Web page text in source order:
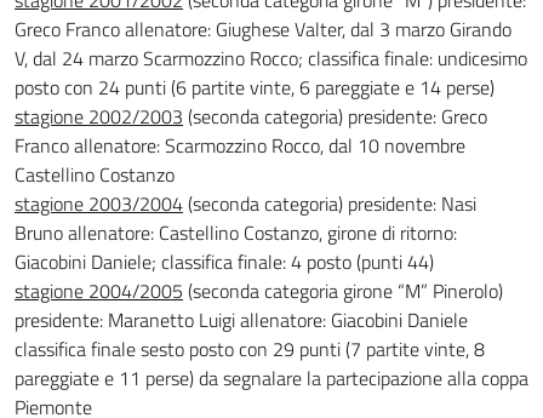
Greco Franco allenatore: Giughese Valter, dal 3 marzo Girando
V, dal 24 marzo Scarmozzino Rocco; classifica finale: undicesimo
posto con 24 punti (6 partite vinte, 6 pareggiate e 14 perse)
stagione 2002/2003 (seconda categoria) presidente: Greco
Franco allenatore: Scarmozzino Rocco, dal 10 novembre
Castellino Costanzo
stagione 2003/2004(seconda categoria) presidente: Nasi
Bruno allenatore: Castellino Costanzo, girone di ritorno:
Giacobini Daniele; classifica finale: 4 posto (punti 44)
stagione 2004/2005 (seconda categoria girone “M” Pinerolo)
presidente: Maranetto Luigi allenatore: Giacobini Daniele
classifica finale sesto posto con 29 punti (7 partite vinte, 8
pareggiate e 11 perse) da segnalare la partecipazione alla coppa
Piemonte